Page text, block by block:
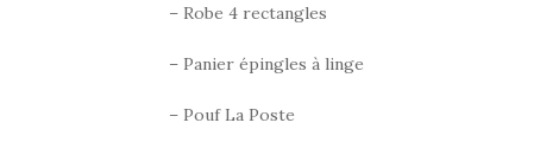
– Robe 4 rectangles
– Panier épingles à linge
– Pouf La Poste